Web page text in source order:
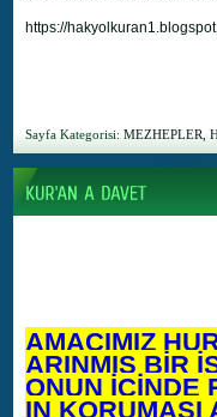
AMACIMIZ
ARINMIŞ BİR
ONUN İÇİNDE
IN KORUMASI
https://
Sayfa Kategorisi: MEZHEPLER,